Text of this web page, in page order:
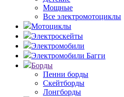
Мощные
Все электромотоциклы
Мотоциклы
Электроскейты
Электромобили
Электромобили Багги
Борды
Пенни борды
Скейтборды
Лонгборды